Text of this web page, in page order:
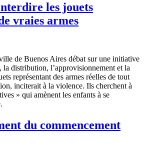
les jouets
vraies armes
de Buenos Aires débat sur une initiative
distribution, l’approvisionnement et la
représentant des armes réelles de tout
inciterait à la violence. Ils cherchent à
» qui amènent les enfants à se
du commencement